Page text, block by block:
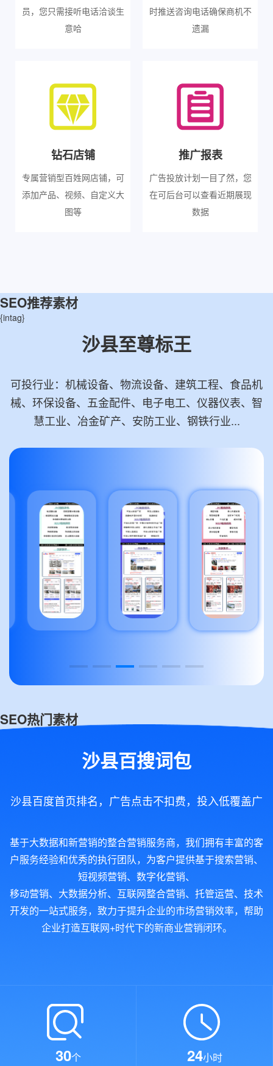
员，您只需接听电话洽谈生
意哈
时推送咨询电话确保商机不
遗漏
钻石店铺
专属营销型百姓网店铺，可
添加产品、视频、自定义大
图等
推广报表
广告投放计划一目了然，您
在可后台可以查看近期展现
数据
SEO推荐素材
{intag}
沙县至尊标王
可投行业：机械设备、物流设备、建筑工程、食品机
械、环保设备、五金配件、电子电工、仪器仪表、智
慧工业、冶金矿产、安防工业、钢铁行业...
SEO热门素材
沙县百搜词包
沙县百度首页排名，广告点击不扣费，投入低覆盖广
基于大数据和新营销的整合营销服务商，我们拥有丰富的客
户服务经验和优秀的执行团队，为客户提供基于搜索营销、
短视频营销、数字化营销、
移动营销、大数据分析、互联网整合营销、托管运营、技术
开发的一站式服务，致力于提升企业的市场营销效率，帮助
企业打造互联网+时代下的新商业营销闭环。
30个 24小时